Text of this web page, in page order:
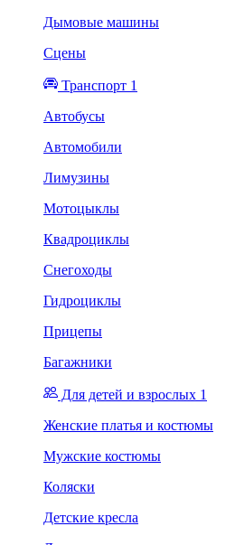
Дымовые машины
Сцены
Транспорт 1
Автобусы
Автомобили
Лимузины
Мотоцыклы
Квадроциклы
Снегоходы
Гидроциклы
Прицепы
Багажники
Для детей и взрослых 1
Женские платья и костюмы
Мужские костюмы
Коляски
Детские кресла